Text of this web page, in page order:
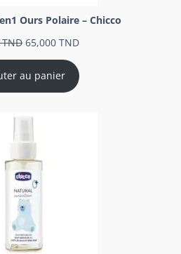
Ours Polaire – Chicco
TND 65,000 TND
au panier